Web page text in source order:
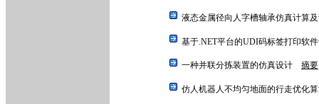
液态金属径向人字槽轴承仿真计算
基于.NET平台的UDI码标签打印软
一种并联分拣装置的仿真设计 摘要
仿人机器人不均匀地面的行走优